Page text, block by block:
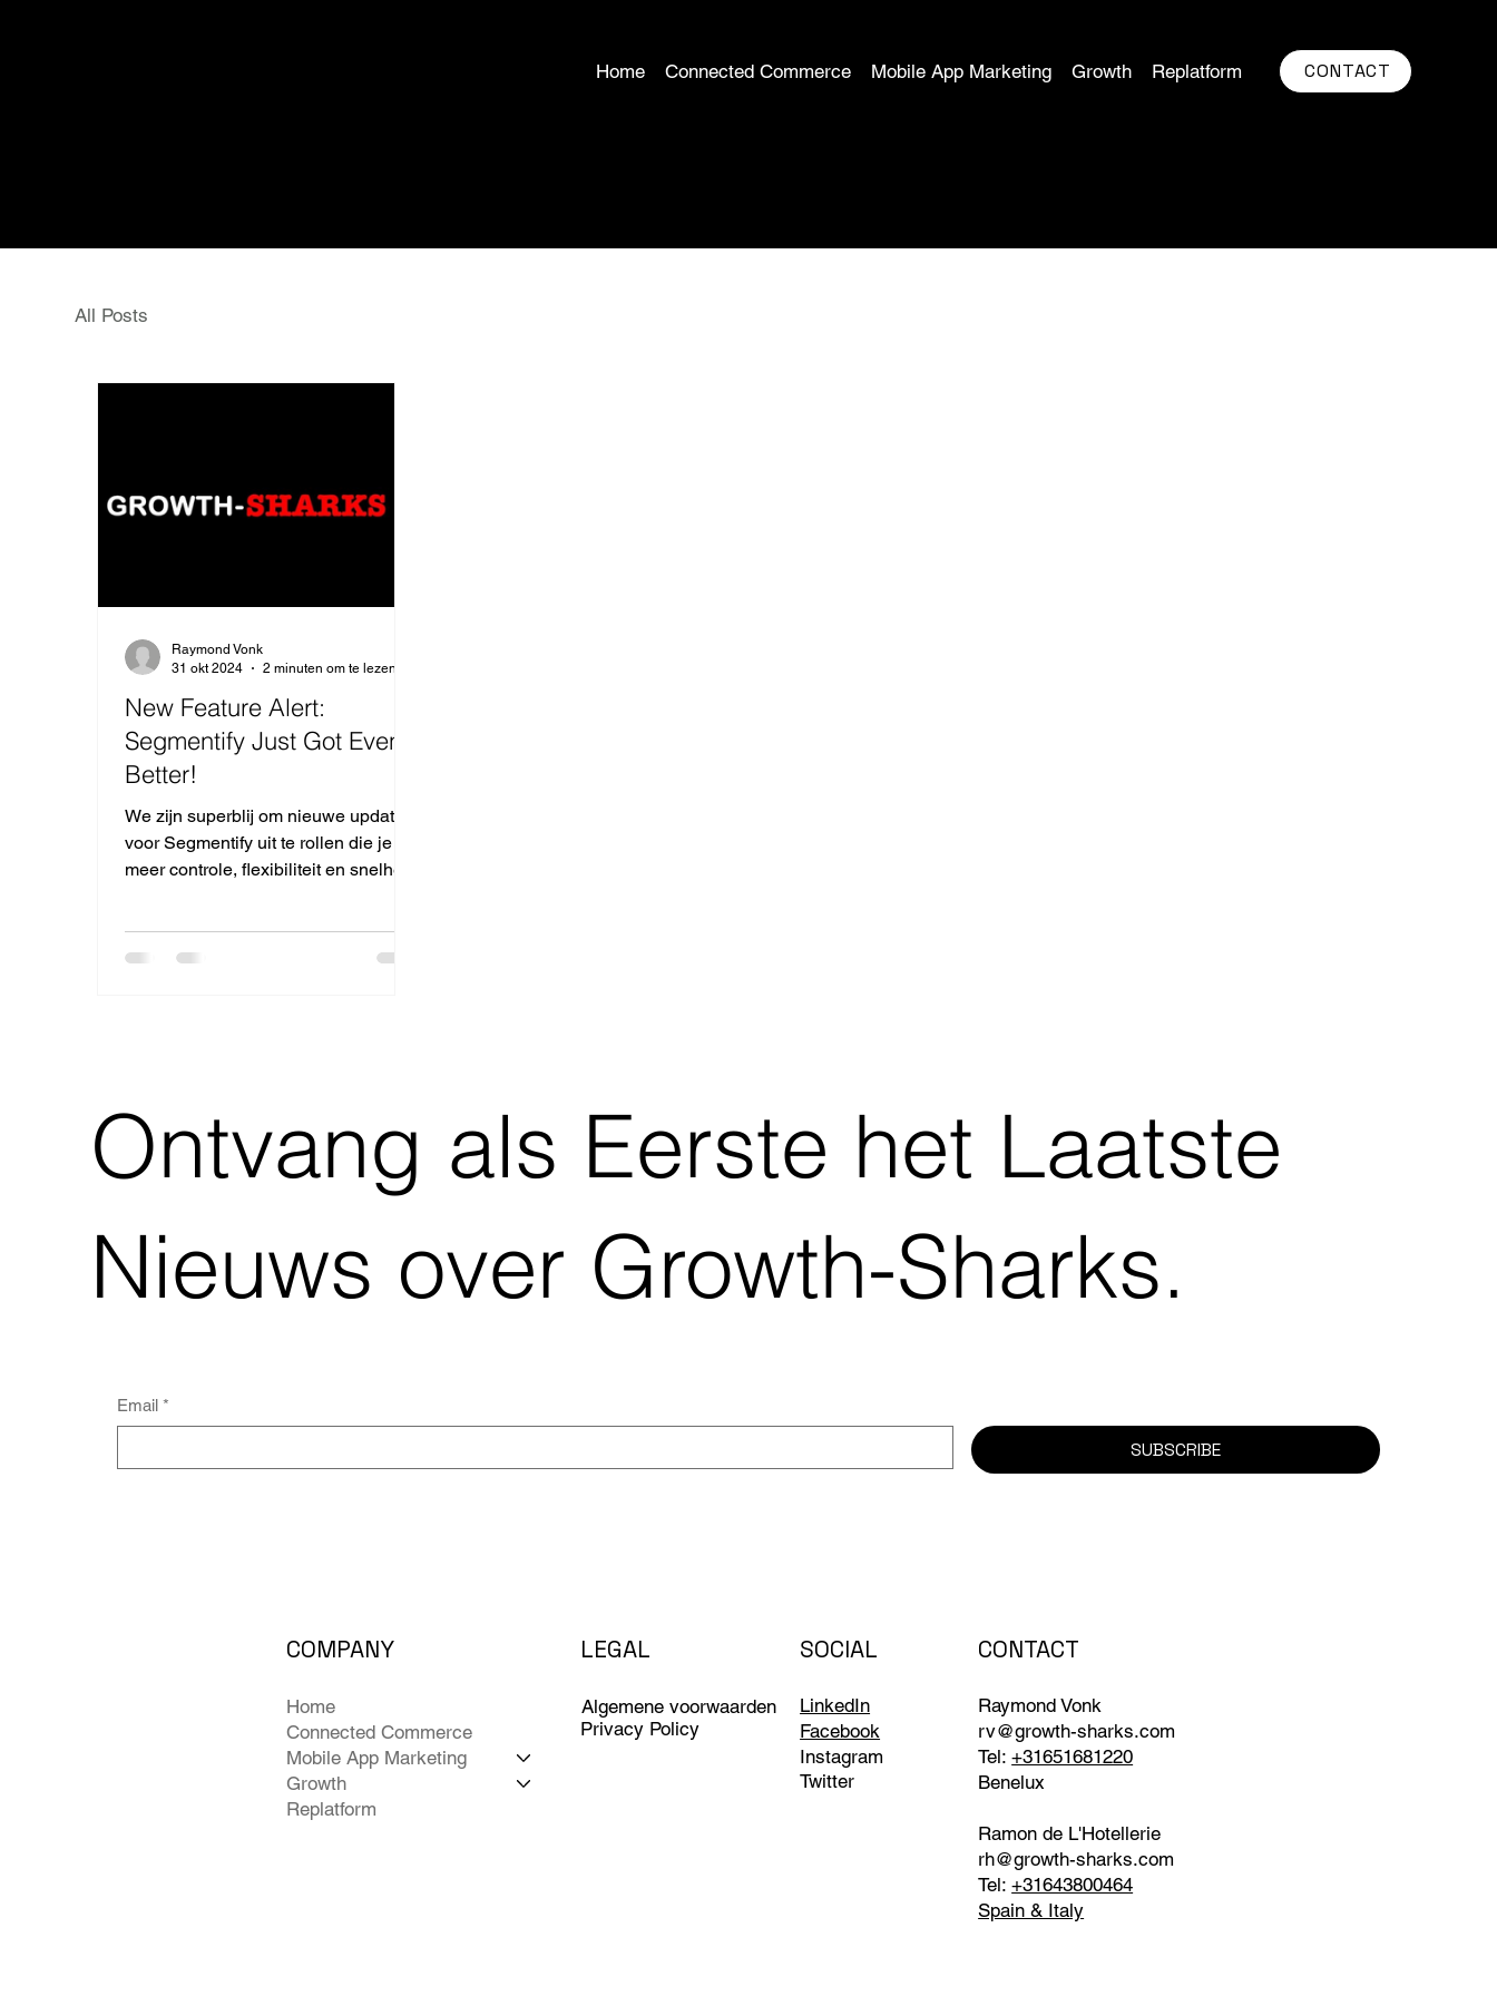
Home Connected Commerce Mobile App Marketing Growth Replatform CONTACT
All Posts
New Feature Alert:
Segmentify Just Got Even
Better!
We zijn superblij om nieuwe updates
voor Segmentify uit te rollen die je
meer controle, flexibiliteit en snelheid
Raymond Vonk
31 okt 2024
2 minuten om te lezen
Ontvang als Eerste het Laatste
Nieuws over Growth-Sharks.
Email *
SUBSCRIBE
Home
Connected Commerce
Mobile App Marketing
Growth
Replatform
COMPANY LEGAL
Privacy Policy
Algemene voorwaarden
SOCIAL
LinkedIn
Facebook
Instagram
Twitter
CONTACT
Raymond Vonk
rv@growth-sharks.com
Tel:+31651681220
Benelux
Ramon de L'Hotellerie
rh@growth-sharks.com
Tel:+31643800464
Spain & Italy